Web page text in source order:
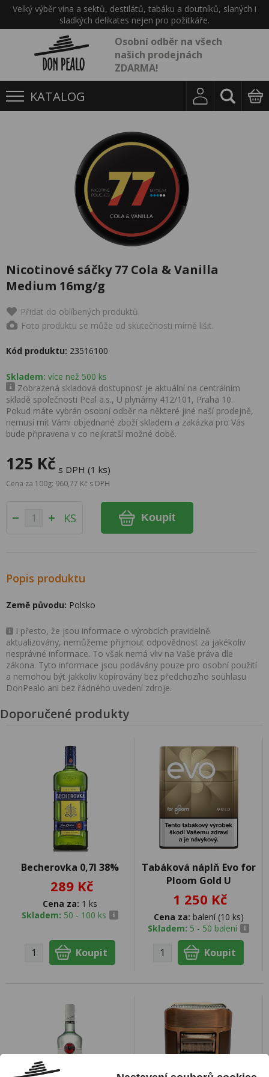
Velký výběr vína a sektů, destilátů, tabáku a doutníků, slaných i
sladkých delikates nejen pro požitkáře.
Osobní odběr na všech
našich prodejnách
ZDARMA!
KATALOG
Nicotinové sáčky 77 Cola & Vanilla
Medium 16mg/g
Přidat do oblíbených produktů
Foto produktu se může od skutečnosti mírně lišit.
Kód produktu: 23516100
Skladem: více než 500 ks
Zobrazená skladová dostupnost je aktuální na centrálním
skladě společnosti Peal a.s., U plynárny 412/101, Praha 10.
Pokud máte vybrán osobní odběr na některé jiné naší prodejně,
nemusí mít Vámi objednané zboží skladem a zakázka pro Vás
bude připravena v co nejkratší možné době.
125 Kč s DPH (1 ks)
Cena za 100g: 960,77 Kč s DPH
KS Koupit
Popis produktu
Země původu: Polsko
I přesto, že jsou informace o výrobcích pravidelně
aktualizovány, nemůžeme přijmout odpovědnost za jakékoliv
nesprávné informace. To však nemá vliv na Vaše práva dle
zákona. Tyto informace jsou podávány pouze pro osobní použití
a nemohou být jakkoliv kopírovány bez předchozího souhlasu
DonPealo ani bez řádného uvedení zdroje.
Doporučené produkty
Becherovka 0,7l 38%
289 Kč
Cena za: 1 ks
Skladem: 50 - 100 ks
Tabáková náplň Evo for
Ploom Gold U
1 250 Kč
Cena za: balení (10 ks)
Skladem: 5 - 50 balení